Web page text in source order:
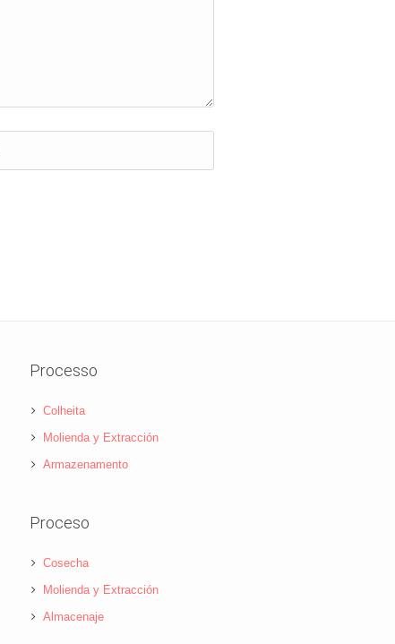
Processo
Colheita
Molienda y Extracción
Armazenamento
Proceso
Cosecha
Molienda y Extracción
Almacenaje